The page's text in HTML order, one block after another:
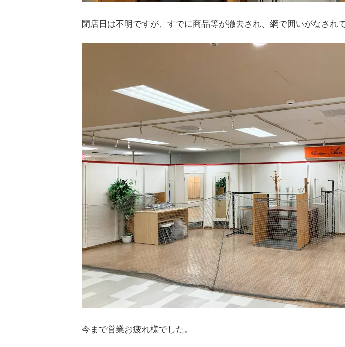
閉店日は不明ですが、すでに商品等が撤去され、網で囲いがなされ
今まで営業お疲れ様でした。